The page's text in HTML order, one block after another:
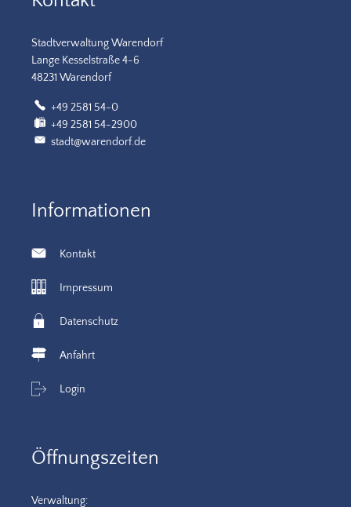
Stadtverwaltung Warendorf
Lange Kesselstraße 4-6
48231 Warendorf
+49 2581 54-0
+49 2581 54-2900
stadt@warendorf.de
Informationen
Kontakt
Impressum
Datenschutz
Anfahrt
Login
Öffnungszeiten
Verwaltung: